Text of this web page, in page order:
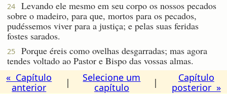
24
Levando ele mesmo em seu corpo os nossos pecados
sobre o madeiro, para que, mortos para os pecados,
pudéssemos viver para a justiça; e pelas suas feridas
fostes sarados.
25
Porque éreis como ovelhas desgarradas; mas agora
tendes voltado ao Pastor e Bispo das vossas almas.
« Capítulo
anterior
|
Selecione um
capítulo
|
Capítulo
posterior »